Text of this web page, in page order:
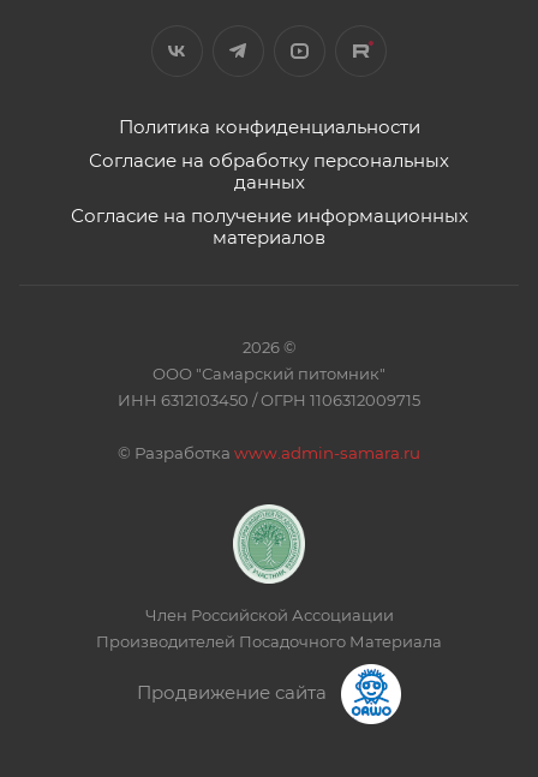
Политика конфиденциальности
Согласие на обработку персональных
данных
Согласие на получение информационных
материалов
2026 ©
ООО "Самарский питомник"
ИНН 6312103450 / ОГРН 1106312009715
© Разработка www.admin-samara.ru
Член Российской Ассоциации
Производителей Посадочного Материала
Продвижение сайта